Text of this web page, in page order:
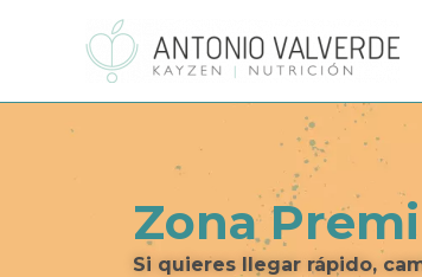
Zona
Si quieres llegar rápido,